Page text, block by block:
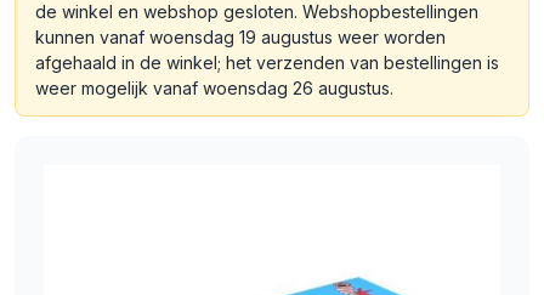
de winkel en webshop gesloten. Webshopbestellingen
kunnen vanaf woensdag 19 augustus weer worden
afgehaald in de winkel; het verzenden van bestellingen is
weer mogelijk vanaf woensdag 26 augustus.